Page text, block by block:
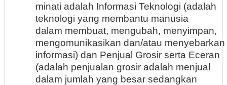
minati adalah Informasi Teknologi (adalah
teknologi yang membantu manusia
dalam membuat, mengubah, menyimpan,
mengomunikasikan dan/atau menyebarkan
informasi) dan Penjual Grosir serta Eceran
(adalah penjualan grosir adalah menjual
dalam jumlah yang besar sedangkan